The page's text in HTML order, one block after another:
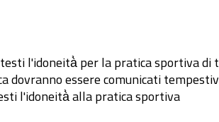
l'idoneità̀ per la pratica sportiva di
dovranno essere comunicati
l'idoneità̀ alla pratica sportiva